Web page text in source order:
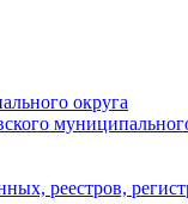
округа
реестров,